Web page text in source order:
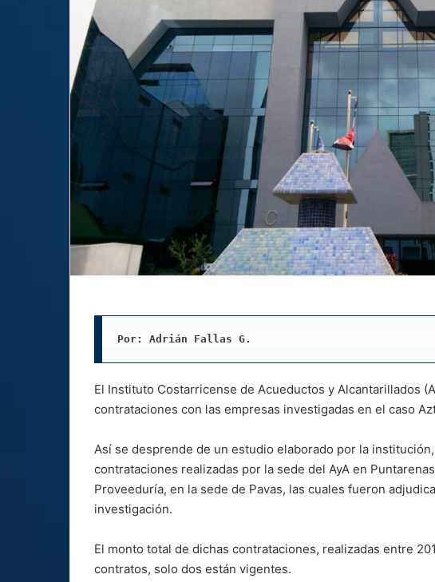
Por: Adrián Fallas G.
El Instituto Costarricense de Acueductos y Alcantarillados
contrataciones con las empresas investigadas en el caso
Así se desprende de un estudio elaborado por la
contrataciones realizadas por la sede del AyA en
Proveeduría, en la sede de Pavas, las cuales fueron
investigación.
El monto total de dichas contrataciones, realizadas entre
contratos, solo dos están vigentes.